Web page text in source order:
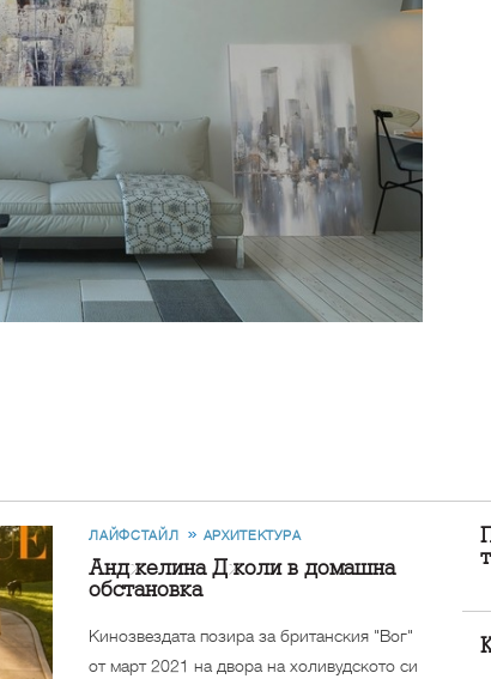
ЛАЙФСТАЙЛ АРХИТЕКТУРА
Анджелина Джоли в домашна
обстановка
Кинозвездата позира за британския "Вог"
от март 2021 на двора на холивудското си